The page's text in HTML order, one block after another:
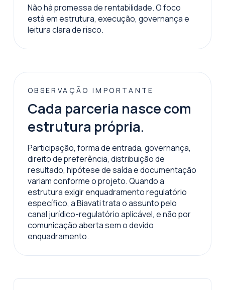
Não há promessa de rentabilidade. O foco
está em estrutura, execução, governança e
leitura clara de risco.
OBSERVAÇÃO IMPORTANTE
Cada parceria nasce com
estrutura própria.
Participação, forma de entrada, governança,
direito de preferência, distribuição de
resultado, hipótese de saída e documentação
variam conforme o projeto. Quando a
estrutura exigir enquadramento regulatório
específico, a Biavati trata o assunto pelo
canal jurídico-regulatório aplicável, e não por
comunicação aberta sem o devido
enquadramento.